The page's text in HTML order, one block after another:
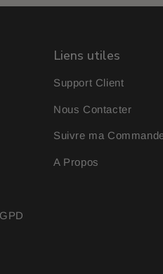
Liens utiles
Support Client
Nous Contacter
Suivre ma
A Propos